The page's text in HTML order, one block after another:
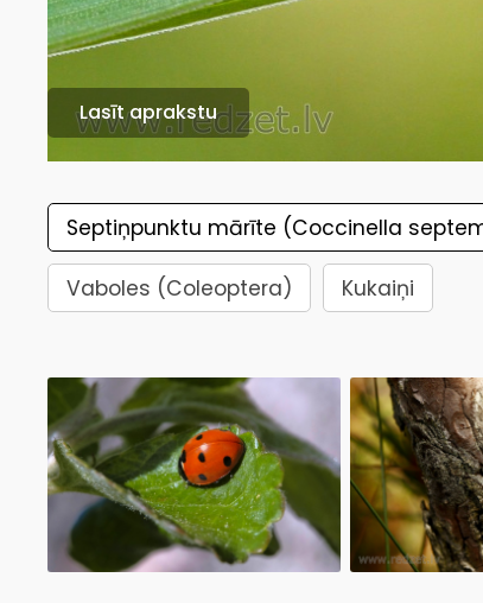
Lasīt aprakstu
Septiņpunktu mārīte (Coccinella
Vaboles (Coleoptera) Kukaiņi